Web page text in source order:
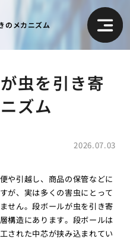
のメカニズム
虫を引き寄
ズム
2026.07.03
や引越し、商品の保管などに
が、実は多くの害虫にとって
せん。段ボールが虫を引き寄
構造にあります。段ボールは
された中芯が挟み込まれてい